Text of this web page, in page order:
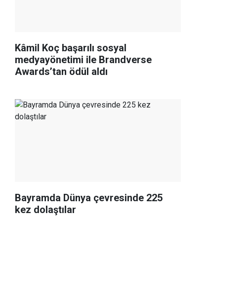
Kâmil Koç başarılı sosyal
medyayönetimi ile Brandverse
Awards’tan ödül aldı
Bayramda Dünya çevresinde 225
kez dolaştılar